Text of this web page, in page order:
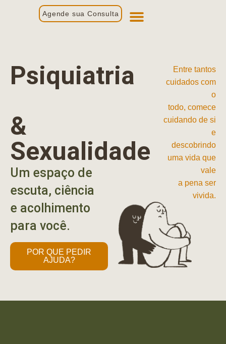
Agende sua Consulta
Psiquiatria
&
Sexualidade
Um espaço de
escuta, ciência
e acolhimento
para você.
POR QUE PEDIR
AJUDA?
Entre tantos
cuidados com
o
todo, comece
cuidando de si
e
descobrindo
uma vida que
vale
a pena ser
vivida.